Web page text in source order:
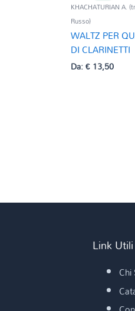
KHACHATURIAN A.
Russo)
WALTZ PER
DI CLARINETTI
Da:€13,50
Link Utili